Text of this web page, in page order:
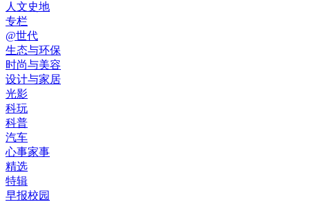
人文史地
专栏
@世代
生态与环保
时尚与美容
设计与家居
光影
科玩
科普
汽车
心事家事
精选
特辑
早报校园